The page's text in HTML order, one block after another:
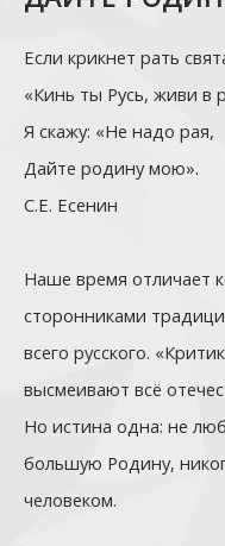
Если крикнет рать
«Кинь ты Русь, живи в
Я скажу: «Не надо рая,
Дайте родину мою».
С.Е. Есенин
Наше время отличает
сторонниками
всего русского.
высмеивают всё
Но истина одна: не
большую Родину,
человеком.